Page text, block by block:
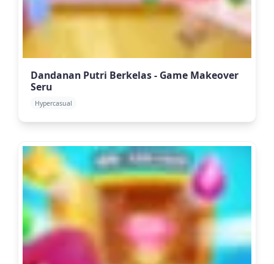
Dandanan Putri Berkelas - Game Makeover
Seru
Hypercasual